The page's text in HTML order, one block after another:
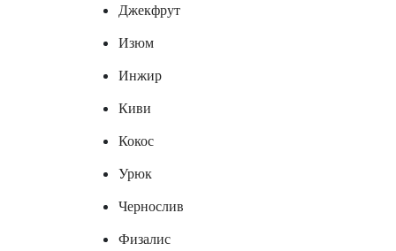
Джекфрут
Изюм
Инжир
Киви
Кокос
Урюк
Чернослив
Физалис